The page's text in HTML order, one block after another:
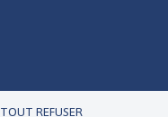
TOUT REFUSER